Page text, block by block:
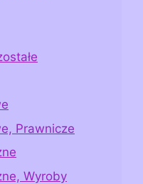
Prawnicze
Wyroby